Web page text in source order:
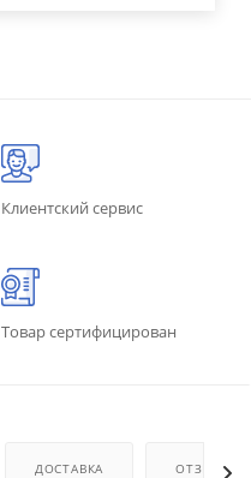
Клиентский сервис
Товар сертифицирован
ДОСТАВКА ОТЗЫВЫ